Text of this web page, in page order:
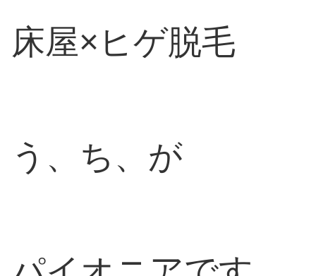
床屋×ヒゲ脱毛
う、ち、が